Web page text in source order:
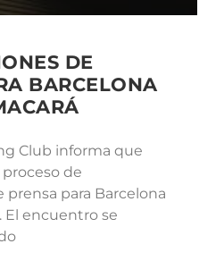
DE
BARCELONA
Club informa que
de
prensa para Barcelona
El encuentro se